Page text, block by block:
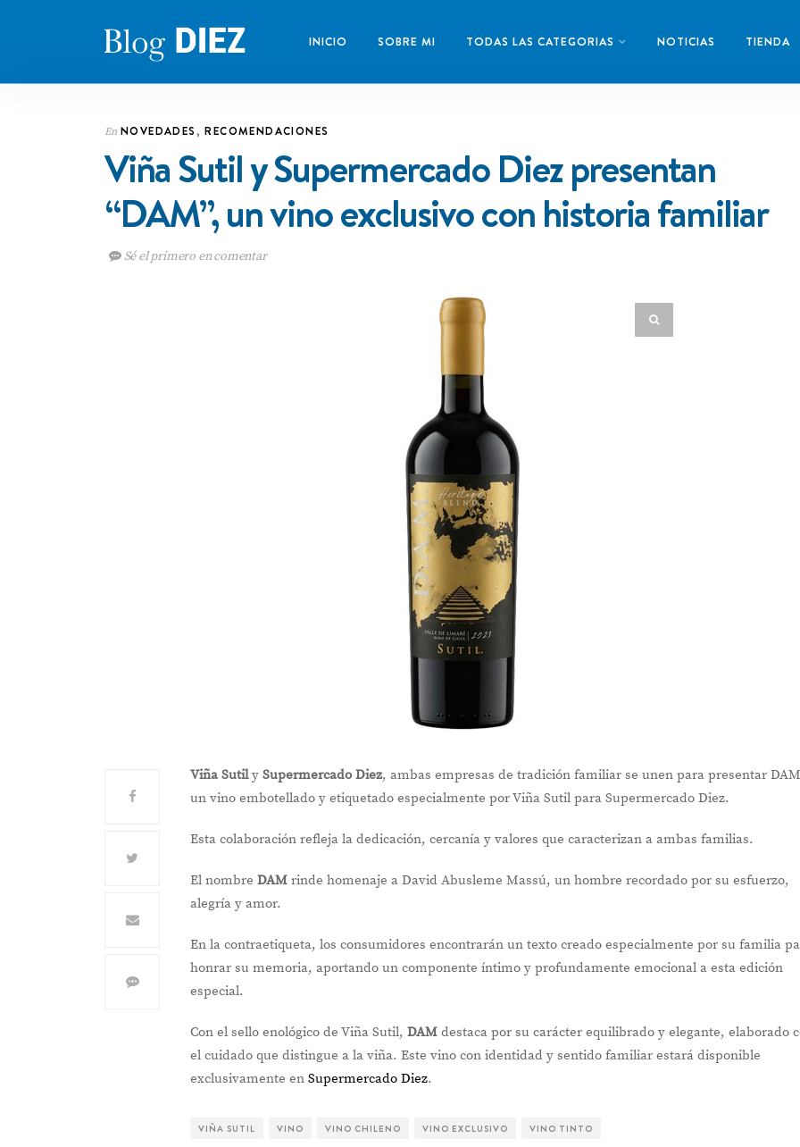
INICIO SOBRE MI TODAS LAS CATEGORIAS NOTICIAS TIENDA
En NOVEDADES,RECOMENDACIONES
Viña Sutil y Supermercado Diez presentan
“DAM”, un vino exclusivo con historia familiar
Sé el primero en comentar
Viña SutilySupermercado Diez, ambas empresas de tradición familiar se unen para presentar
un vino embotellado y etiquetado especialmente por Viña Sutil para Supermercado Diez.
Esta colaboración refleja la dedicación, cercanía y valores que caracterizan a ambas familias.
El nombreDAM rinde homenaje a David Abusleme Massú, un hombre recordado por su esfuerzo,
alegría y amor.
En la contraetiqueta, los consumidores encontrarán un texto creado especialmente por su familia
honrar su memoria, aportando un componente íntimo y profundamente emocional a esta edición
especial.
Con el sello enológico de Viña Sutil,DAMdestaca por su carácter equilibrado y elegante, elaborado
el cuidado que distingue a la viña. Este vino con identidad y sentido familiar estará disponible
exclusivamente enSupermercado Diez.
VIÑA SUTIL VINO VINO CHILENO VINO EXCLUSIVO VINO TINTO